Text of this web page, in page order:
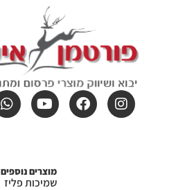
מוצרים נוספים
שמיכות פליז